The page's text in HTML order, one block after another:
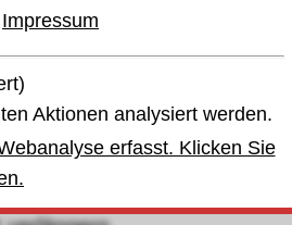
Impressum
Aktionen analysiert werden.
erfasst. Klicken Sie